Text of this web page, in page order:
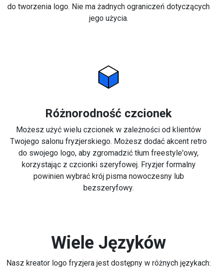
do tworzenia logo. Nie ma żadnych ograniczeń dotyczących
jego użycia.
Różnorodność czcionek
Możesz użyć wielu czcionek w zależności od klientów
Twojego salonu fryzjerskiego. Możesz dodać akcent retro
do swojego logo, aby zgromadzić tłum freestyle'owy,
korzystając z czcionki szeryfowej. Fryzjer formalny
powinien wybrać krój pisma nowoczesny lub
bezszeryfowy.
Wiele Języków
Nasz kreator logo fryzjera jest dostępny w różnych językach: